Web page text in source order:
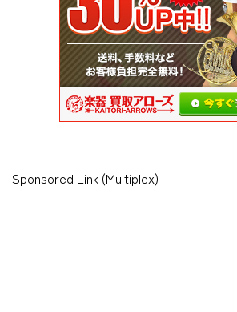
Sponsored Link (Multiplex)